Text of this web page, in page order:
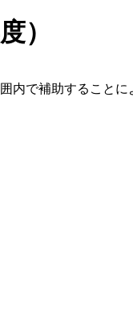
）
で補助すること